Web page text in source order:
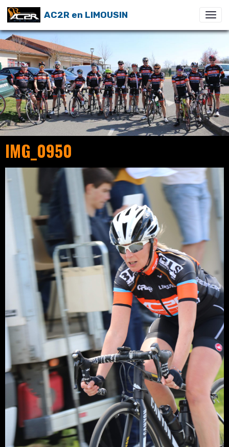
AC2R en LIMOUSIN
IMG_0950